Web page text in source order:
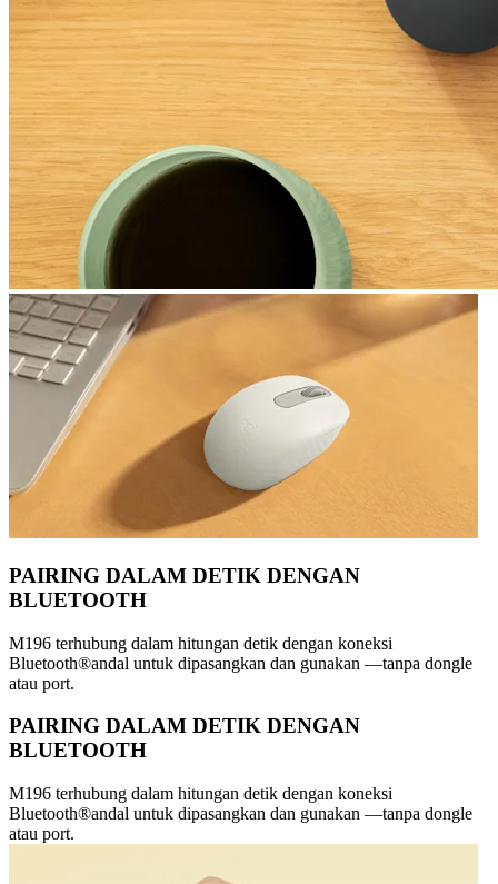
PAIRING DALAM DETIK DENGAN
BLUETOOTH
M196 terhubung dalam hitungan detik dengan koneksi
Bluetooth®andal untuk dipasangkan dan gunakan —tanpa dongle
atau port.
PAIRING DALAM DETIK DENGAN
BLUETOOTH
M196 terhubung dalam hitungan detik dengan koneksi
Bluetooth®andal untuk dipasangkan dan gunakan —tanpa dongle
atau port.